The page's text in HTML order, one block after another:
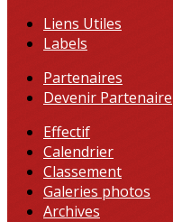
Liens Utiles
Labels
Partenaires
Devenir Partenaire
Effectif
Calendrier
Classement
Galeries photos
Archives